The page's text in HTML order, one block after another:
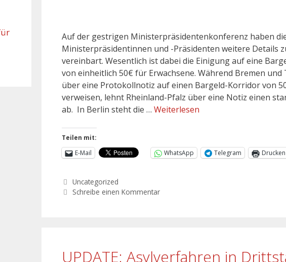
Auf der gestrigen Ministerpräsidentenkonferenz haben
Ministerpräsidentinnen und -Präsidenten weitere Details
vereinbart. Wesentlich ist dabei die Einigung auf eine
von einheitlich 50€ für Erwachsene. Während Bremen
über eine Protokollnotiz auf einen Bargeld-Korridor von
verweisen, lehnt Rheinland-Pfalz über eine Notiz einen
ab. In Berlin steht die … Weiterlesen
Teilen mit:
E-Mail
WhatsApp Telegram Drucken
Uncategorized
Schreibe einen Kommentar
UPDATE: Asylverfahren in